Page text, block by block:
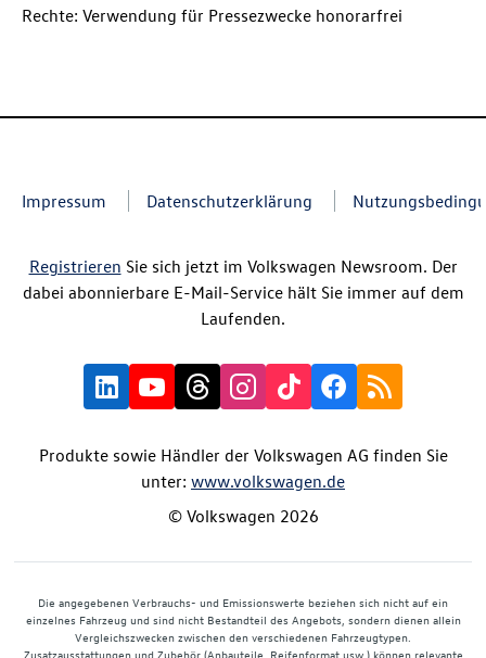
Rechte: Verwendung für Pressezwecke honorarfrei
Impressum Datenschutzerklärung
Registrieren Sie sich jetzt im Volkswagen Newsroom. Der
dabei abonnierbare E-Mail-Service hält Sie immer auf dem
Laufenden.
Produkte sowie Händler der Volkswagen AG finden Sie
unter: www.volkswagen.de
© Volkswagen 2026
Die angegebenen Verbrauchs- und Emissionswerte beziehen sich nicht auf ein
einzelnes Fahrzeug und sind nicht Bestandteil des Angebots, sondern dienen allein
Vergleichszwecken zwischen den verschiedenen Fahrzeugtypen.
Zusatzausstattungen und Zubehör (Anbauteile, Reifenformat usw.) können relevante